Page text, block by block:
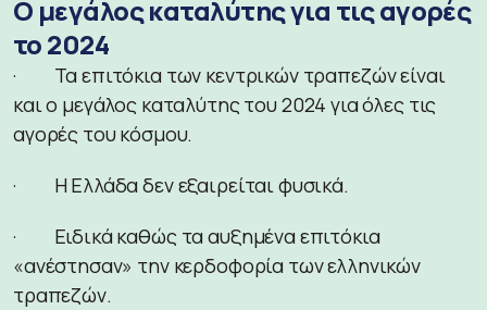
Ο μεγάλος καταλύτης για τις αγορές
το 2024
· Τα επιτόκια των κεντρικών τραπεζών είναι
και ο μεγάλος καταλύτης του 2024 για όλες τις
αγορές του κόσμου.
· Η Ελλάδα δεν εξαιρείται φυσικά.
· Ειδικά καθώς τα αυξημένα επιτόκια
«ανέστησαν» την κερδοφορία των ελληνικών
τραπεζών.